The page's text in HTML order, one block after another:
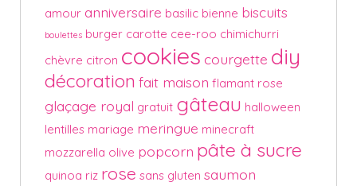
amour anniversaire basilic bienne biscuits
boulettes burger carotte cee-roo chimichurri
chèvre citron cookies courgette diy
décoration fait maison flamant rose
glaçage royal gratuit gâteau halloween
lentilles mariage meringue minecraft
mozzarella olive popcorn pâte à sucre
quinoa riz rose sans gluten saumon